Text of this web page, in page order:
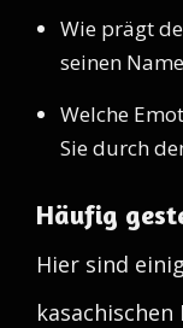
Wie prägt
seinen
Welche
Sie durch
Häufig
Hier sind